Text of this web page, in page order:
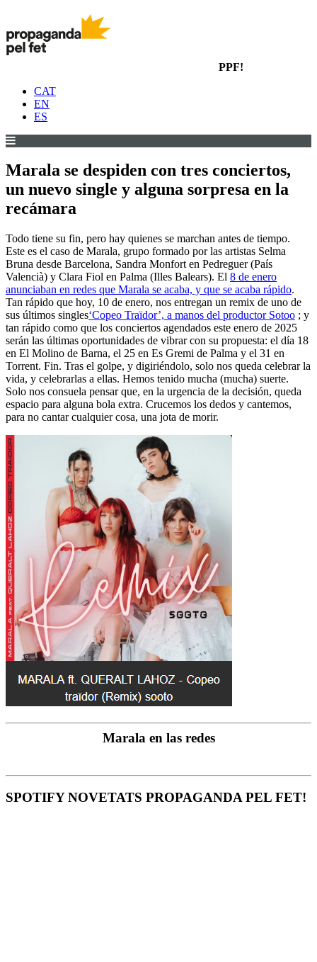
PPF!
CAT
EN
ES
Marala se despiden con tres conciertos,
un nuevo single y alguna sorpresa en la
recámara
Todo tiene su fin, pero hay quienes se marchan antes de tiempo.
Este es el caso de Marala, grupo formado por las artistas Selma
Bruna desde Barcelona, Sandra Monfort en Pedreguer (País
Valencià) y Clara Fiol en Palma (Illes Balears). El 8 de enero
anunciaban en redes que Marala se acaba, y que se acaba rápido.
Tan rápido que hoy, 10 de enero, nos entregan un remix de uno de
sus últimos singles‘Copeo Traïdor’, a manos del productor Sotoo ; y
tan rápido como que los conciertos agendados este enero de 2025
serán las últimas oportunidades de vibrar con su propuesta: el día 18
en El Molino de Barna, el 25 en Es Gremi de Palma y el 31 en
Torrent. Fin. Tras el golpe, y digiriéndolo, solo nos queda celebrar la
vida, y celebrarlas a ellas. Hemos tenido mucha (mucha) suerte.
Solo nos consuela pensar que, en la urgencia de la decisión, queda
espacio para alguna bola extra. Crucemos los dedos y cantemos,
para no cantar cualquier cosa, una jota de morir.
Marala en las redes
SPOTIFY NOVETATS PROPAGANDA PEL FET!